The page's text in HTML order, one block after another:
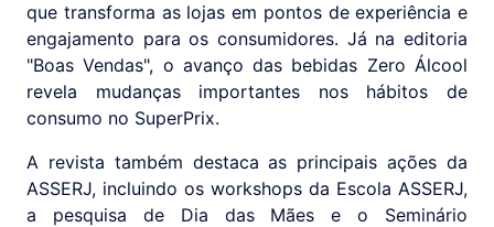
que transforma as lojas em pontos de experiência e
engajamento para os consumidores. Já na editoria
"Boas Vendas", o avanço das bebidas Zero Álcool
revela mudanças importantes nos hábitos de
consumo no SuperPrix.
A revista também destaca as principais ações da
ASSERJ, incluindo os workshops da Escola ASSERJ,
a pesquisa de Dia das Mães e o Seminário